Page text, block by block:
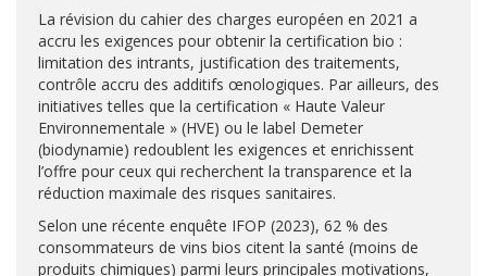
La révision du cahier des charges européen en 2021 a
accru les exigences pour obtenir la certification bio :
limitation des intrants, justification des traitements,
contrôle accru des additifs œnologiques. Par ailleurs, des
initiatives telles que la certification « Haute Valeur
Environnementale » (HVE) ou le label Demeter
(biodynamie) redoublent les exigences et enrichissent
l’offre pour ceux qui recherchent la transparence et la
réduction maximale des risques sanitaires.
Selon une récente enquête IFOP (2023), 62 % des
consommateurs de vins bios citent la santé (moins de
produits chimiques) parmi leurs principales motivations,